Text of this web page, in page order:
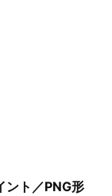
ント／PNG形